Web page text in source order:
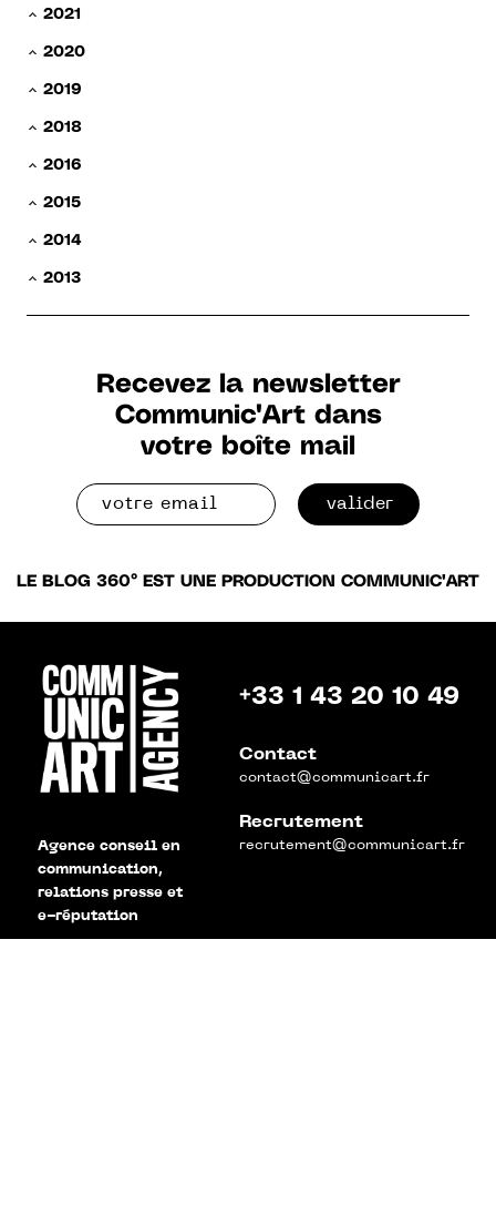
2021
2020
2019
2018
2016
2015
2014
2013
Recevez la newsletter
Communic'Art dans
votre boîte mail
valider
LE BLOG 360° EST UNE PRODUCTION COMMUNIC'ART
Agence conseil en
communication,
relations presse et
e-réputation
+33 1 43 20 10 49
Contact
contact@communicart.fr
Recrutement
recrutement@communicart.fr